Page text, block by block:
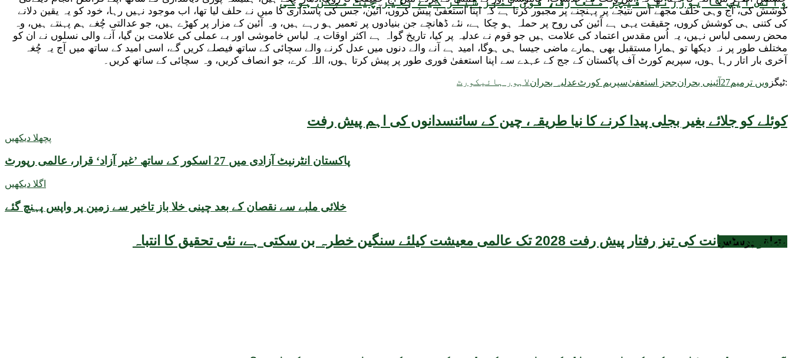
کوئلے کو جلائے بغیر بجلی پیدا کرنے کا نیا طریقہ، چین کے سائنسدانوں کی اہم پیش رفت
مصنوعی ذہانت کی تیز رفتار پیش رفت 2028 تک عالمی معیشت کیلئے سنگین خطرہ بن سکتی ہے، نئی تحقیق کا انتباہ
کوشش کی، آج وہی حلف مجھے اس نتیجے پر پہنچنے پر مجبور کرتا ہے کہ اپنا استعفیٰ پیش کروں، آئین، جس کی پاسداری کا میں نے حلف لیا تھا، اب موجود نہیں رہا، خود کو یہ یقین دلانے
کی کتنی ہی کوشش کروں، حقیقت یہی ہے آئین کی روح پر حملہ ہو چکا ہے، نئے ڈھانچے جن بنیادوں پر تعمیر ہو رہے ہیں، وہ آئین کے مزار پر کھڑے ہیں، جو عدالتی چُغے ہم پہنتے ہیں، وہ
محض رسمی لباس نہیں، یہ اُس مقدس اعتماد کی علامت ہیں جو قوم نے عدلیہ پر کیا، تاریخ گواہ ہے اکثر اوقات یہ لباس خاموشی اور بے عملی کی علامت بن گیا، آنے والی نسلوں نے ان کو
مختلف طور پر نہ دیکھا تو ہمارا مستقبل بھی ہمارے ماضی جیسا ہی ہوگا، امید ہے آنے والے دنوں میں عدل کرنے والے سچائی کے ساتھ فیصلے کریں گے، اسی امید کے ساتھ میں آج یہ چُغہ
آخری بار اتار رہا ہوں، سپریم کورٹ آف پاکستان کے جج کے عہدے سے اپنا استعفیٰ فوری طور پر پیش کرتا ہوں، اللہ کرے، جو انصاف کریں، وہ سچائی کے ساتھ کریں۔
ٹیگز: 27ویں ترمیم آئینی بحرانججز استعفیٰسپریم کورٹعدلیہ بحرانلاہور ہائیکورٹ
پچھلا دیکھیں
پاکستان انٹرنیٹ آزادی میں 27 اسکور کے ساتھ ’غیر آزاد‘ قرار، عالمی رپورٹ
اگلا دیکھیں
خلائی ملبے سے نقصان کے بعد چینی خلا باز تاخیر سے زمین پر واپس پہنچ گئے
متعلقہ پوسٹس